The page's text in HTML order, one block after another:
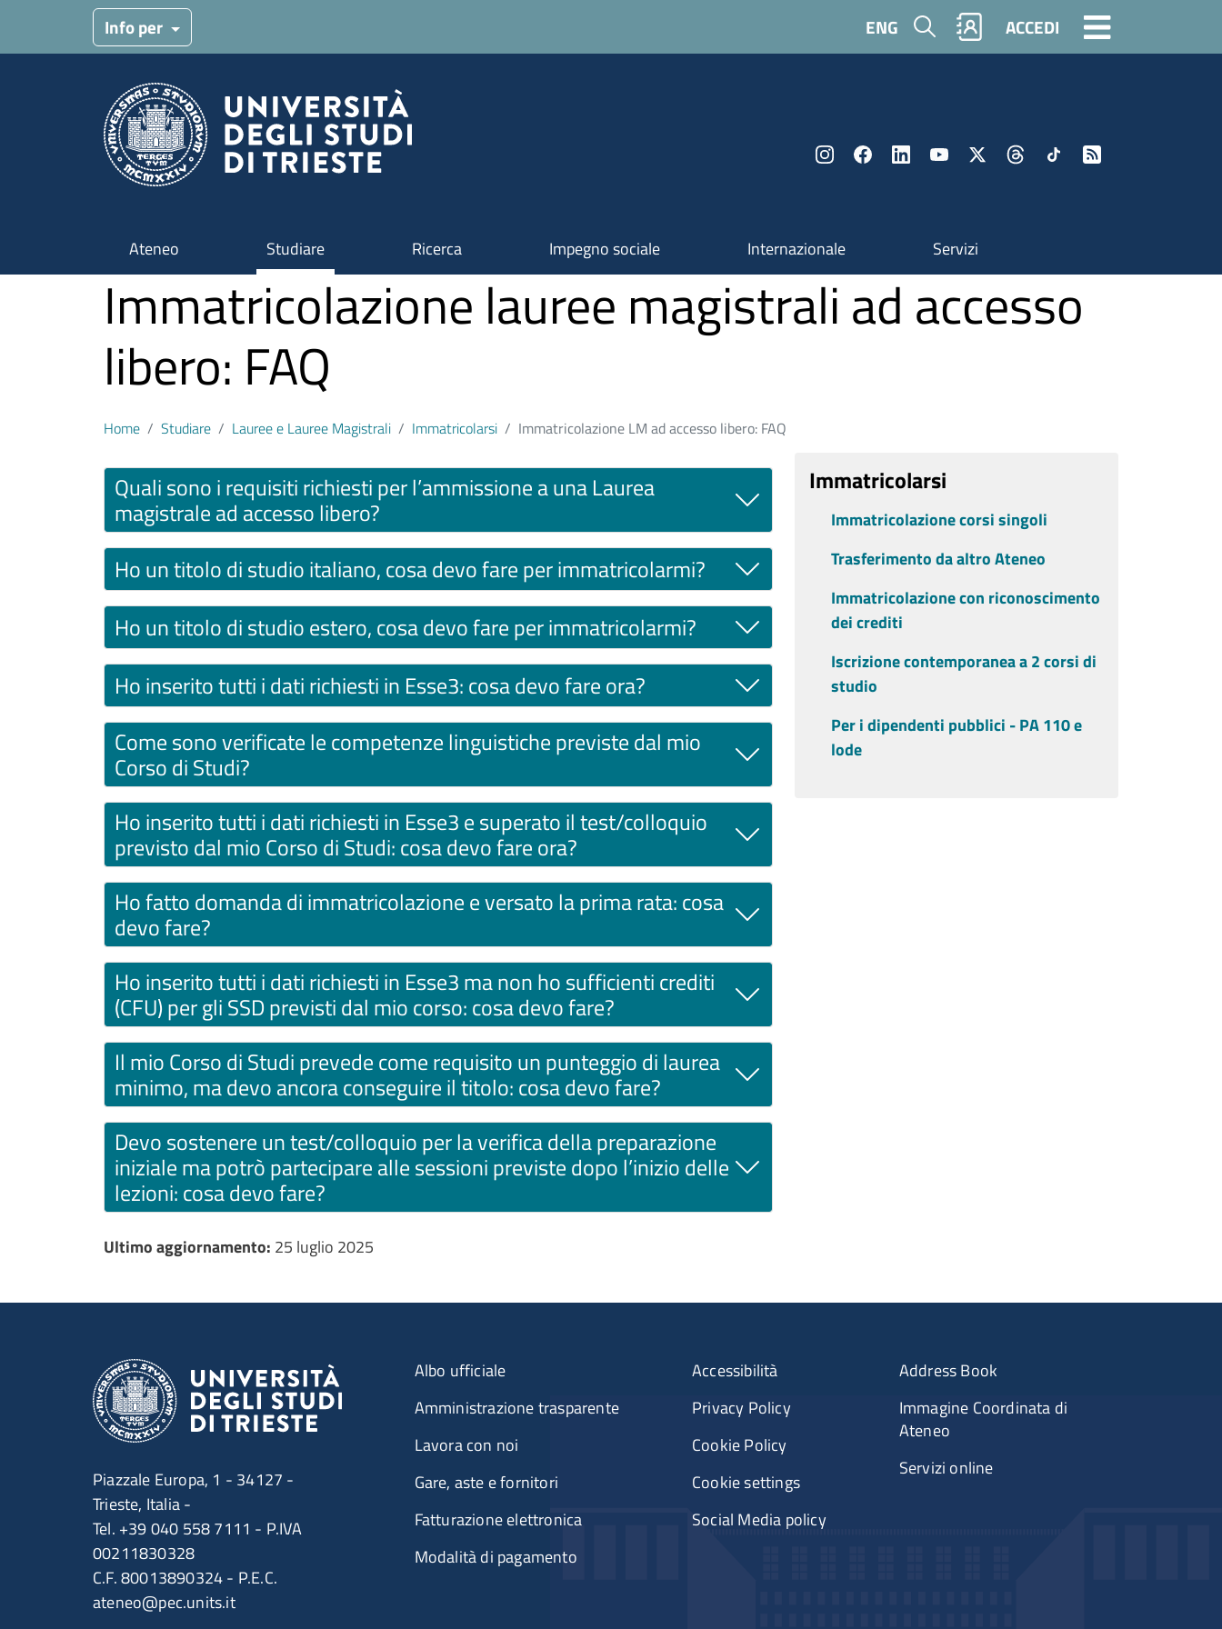
Salta al contenuto principale
Info per ENG Cerca ACCEDI
Ateneo Studiare Ricerca Impegno sociale Internazionale Servizi
Immatricolazione lauree magistrali ad accesso
libero: FAQ
Home Studiare Lauree e Lauree Magistrali Immatricolarsi Immatricolazione LM ad accesso libero: FAQ
Contenuto
Quali sono i requisiti richiesti per l’ammissione a una Laurea
magistrale ad accesso libero?
Ho un titolo di studio italiano, cosa devo fare per immatricolarmi?
Ho un titolo di studio estero, cosa devo fare per immatricolarmi?
Ho inserito tutti i dati richiesti in Esse3: cosa devo fare ora?
Come sono verificate le competenze linguistiche previste dal mio
Corso di Studi?
Ho inserito tutti i dati richiesti in Esse3 e superato il test/colloquio
previsto dal mio Corso di Studi: cosa devo fare ora?
Ho fatto domanda di immatricolazione e versato la prima rata: cosa
devo fare?
Ho inserito tutti i dati richiesti in Esse3 ma non ho sufficienti crediti
(CFU) per gli SSD previsti dal mio corso: cosa devo fare?
Il mio Corso di Studi prevede come requisito un punteggio di laurea
minimo, ma devo ancora conseguire il titolo: cosa devo fare?
Devo sostenere un test/colloquio per la verifica della preparazione
iniziale ma potrò partecipare alle sessioni previste dopo l’inizio delle
lezioni: cosa devo fare?
Ultimo aggiornamento
Ultimo aggiornamento: 25 luglio 2025
Immatricolarsi
Immatricolazione corsi singoli
Trasferimento da altro Ateneo
Immatricolazione con riconoscimento
dei crediti
Iscrizione contemporanea a 2 corsi di
studio
Per i dipendenti pubblici - PA 110 e
lode
Piazzale Europa, 1 - 34127 -
Trieste, Italia -
Tel. +39 040 558 7111 - P.IVA
00211830328
C.F. 80013890324 - P.E.C.
ateneo@pec.units.it
Albo ufficiale
Amministrazione trasparente
Lavora con noi
Gare, aste e fornitori
Fatturazione elettronica
Modalità di pagamento
Accessibilità
Privacy Policy
Cookie Policy
Cookie settings
Social Media policy
Address Book
Immagine Coordinata di
Ateneo
Servizi online